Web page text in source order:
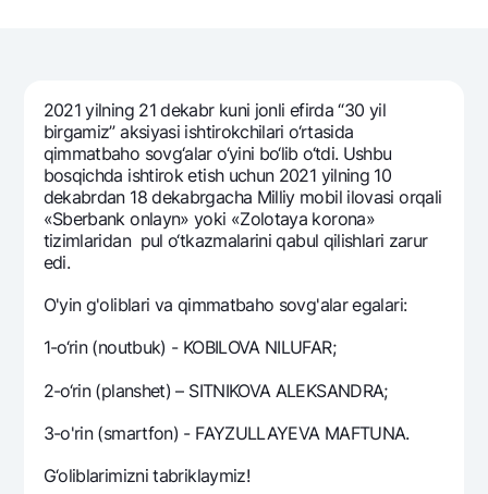
Oltin omonat
NBU’dan oltin quymalar
Kumush omonat
Visa FIFA
Mastercard
Ish haqi
Garmin pay
Aksiyalar
Milliy mobil ilovasi
Ko'p beriladigan savollar
Sayt bo‘yicha qidiring
Foydali havolalar
Ko'p beriladigan savollar
Matbuot markazi
2021 yilning 21 dekabr kuni jonli efirda “30 yil
birgamiz” aksiyasi ishtirokchilari o‘rtasida
qimmatbaho sovg‘alar o‘yini bo‘lib o‘tdi. Ushbu
bosqichda ishtirok etish uchun 2021 yilning 10
dekabrdan 18 dekabrgacha Milliy mobil ilovasi orqali
«Sbеrbank onlayn» yoki «Zolotaya korona»
tizimlaridan pul o‘tkazmalarini qabul qilishlari zarur
edi.
O'yin g'oliblari va qimmatbaho sovg'alar egalari:
1-o‘rin (noutbuk) - KOBILOVA NILUFAR;
2-o‘rin (planshet) – SITNIKOVA ALEKSANDRA;
3-o'rin (smartfon) - FAYZULLAYEVA MAFTUNA.
G‘oliblarimizni tabriklaymiz!